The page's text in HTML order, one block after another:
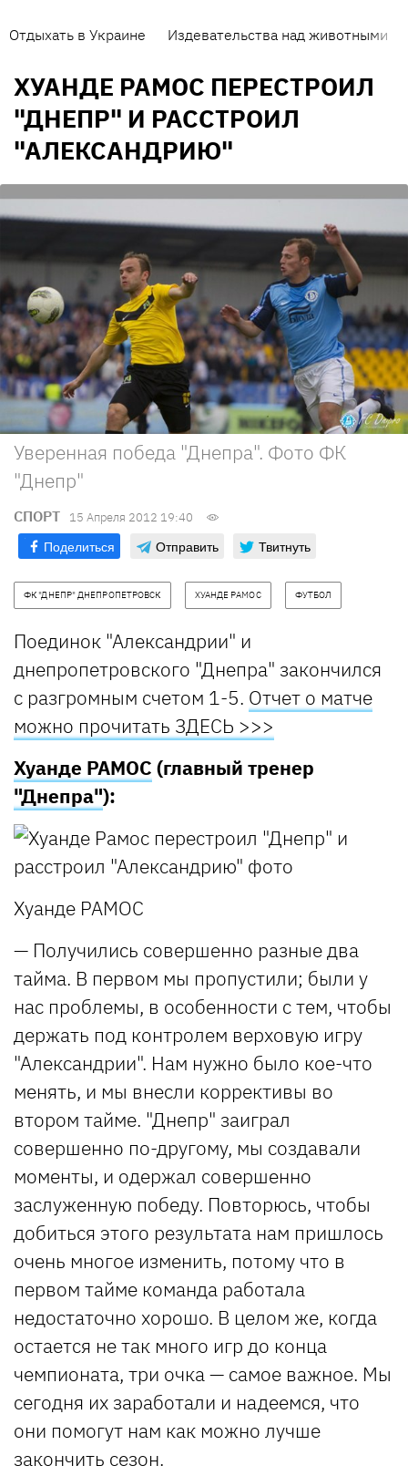
Отдыхать в Украине Издевательства над животными
ХУАНДЕ РАМОС ПЕРЕСТРОИЛ
"ДНЕПР" И РАССТРОИЛ
"АЛЕКСАНДРИЮ"
Уверенная победа "Днепра". Фото ФК
"Днепр"
СПОРТ 15 Апреля 2012 19:40
Поделиться Отправить Твитнуть
ФК "ДНЕПР" ДНЕПРОПЕТРОВСК ХУАНДЕ РАМОС ФУТБОЛ
Поединок "Александрии" и
днепропетровского "Днепра" закончился
с разгромным счетом 1-5. Отчет о матче
можно прочитать ЗДЕСЬ >>>
Хуанде РАМОС (главный тренер
"Днепра"):
Хуанде РАМОС
— Получились совершенно разные два
тайма. В первом мы пропустили; были у
нас проблемы, в особенности с тем, чтобы
держать под контролем верховую игру
"Александрии". Нам нужно было кое-что
менять, и мы внесли коррективы во
втором тайме. "Днепр" заиграл
совершенно по-другому, мы создавали
моменты, и одержал совершенно
заслуженную победу. Повторюсь, чтобы
добиться этого результата нам пришлось
очень многое изменить, потому что в
первом тайме команда работала
недостаточно хорошо. В целом же, когда
остается не так много игр до конца
чемпионата, три очка — самое важное. Мы
сегодня их заработали и надеемся, что
они помогут нам как можно лучше
закончить сезон.